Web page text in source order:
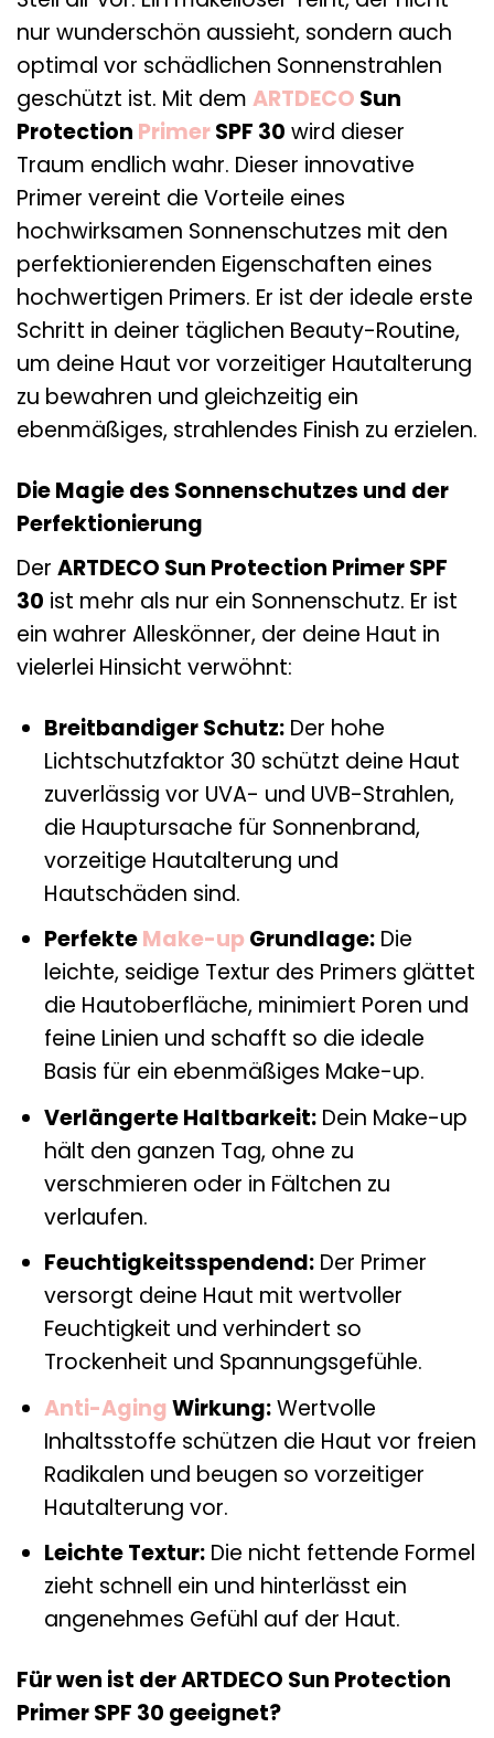
nur wunderschön aussieht, sondern auch
optimal vor schädlichen Sonnenstrahlen
geschützt ist. Mit dem ARTDECO Sun
Protection PrimerSPF 30 wird dieser
Traum endlich wahr. Dieser innovative
Primer vereint die Vorteile eines
hochwirksamen Sonnenschutzes mit den
perfektionierenden Eigenschaften eines
hochwertigen Primers. Er ist der ideale erste
Schritt in deiner täglichen Beauty-Routine,
um deine Haut vor vorzeitiger Hautalterung
zu bewahren und gleichzeitig ein
ebenmäßiges, strahlendes Finish zu erzielen.
Die Magie des Sonnenschutzes und der
Perfektionierung
Der ARTDECO Sun Protection Primer SPF
30 ist mehr als nur ein Sonnenschutz. Er ist
ein wahrer Alleskönner, der deine Haut in
vielerlei Hinsicht verwöhnt:
Breitbandiger Schutz:Der hohe
Lichtschutzfaktor 30 schützt deine Haut
zuverlässig vor UVA- und UVB-Strahlen,
die Hauptursache für Sonnenbrand,
vorzeitige Hautalterung und
Hautschäden sind.
PerfekteMake-upGrundlage:Die
leichte, seidige Textur des Primers glättet
die Hautoberfläche, minimiert Poren und
feine Linien und schafft so die ideale
Basis für ein ebenmäßiges Make-up.
Verlängerte Haltbarkeit:Dein Make-up
hält den ganzen Tag, ohne zu
verschmieren oder in Fältchen zu
verlaufen.
Feuchtigkeitsspendend:Der Primer
versorgt deine Haut mit wertvoller
Feuchtigkeit und verhindert so
Trockenheit und Spannungsgefühle.
Anti-AgingWirkung:Wertvolle
Inhaltsstoffe schützen die Haut vor freien
Radikalen und beugen so vorzeitiger
Hautalterung vor.
Leichte Textur:Die nicht fettende Formel
zieht schnell ein und hinterlässt ein
angenehmes Gefühl auf der Haut.
Für wen ist der ARTDECO Sun Protection
Primer SPF 30 geeignet?